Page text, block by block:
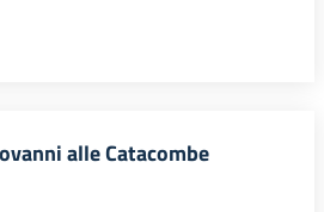
alle Catacombe